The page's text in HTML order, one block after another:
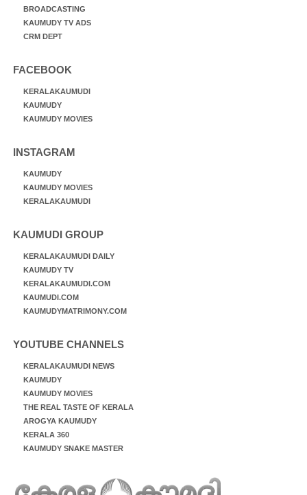
BROADCASTING
KAUMUDY TV ADS
CRM DEPT
FACEBOOK
KERALAKAUMUDI
KAUMUDY
KAUMUDY MOVIES
INSTAGRAM
KAUMUDY
KAUMUDY MOVIES
KERALAKAUMUDI
KAUMUDI GROUP
KERALAKAUMUDI DAILY
KAUMUDY TV
KERALAKAUMUDI.COM
KAUMUDI.COM
KAUMUDYMATRIMONY.COM
YOUTUBE CHANNELS
KERALAKAUMUDI NEWS
KAUMUDY
KAUMUDY MOVIES
THE REAL TASTE OF KERALA
AROGYA KAUMUDY
KERALA 360
KAUMUDY SNAKE MASTER